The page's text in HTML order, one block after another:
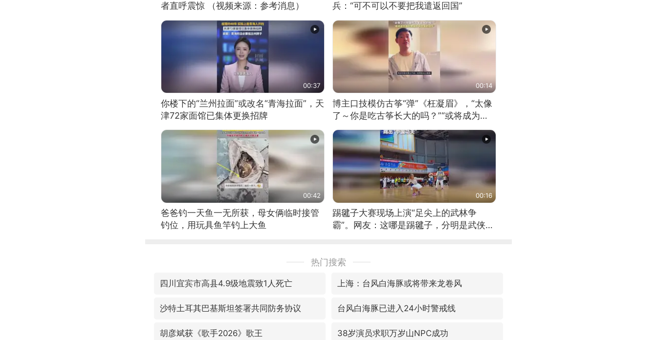
者直呼震惊 （视频来源：参考消息）
兵：“可不可以不要把我遣返回国”
00:37
你楼下的“兰州拉面”或改名“青海拉面”，天
津72家面馆已集体更换招牌
00:14
博主口技模仿古筝“弹”《枉凝眉》，“太像
了～你是吃古筝长大的吗？”“或将成为首
位考级不带古筝的选手。”（来源：新华每
日电讯）
00:42
爸爸钓一天鱼一无所获，母女俩临时接管
钓位，用玩具鱼竿钓上大鱼
00:16
踢毽子大赛现场上演“足尖上的武林争
霸”。网友：这哪是踢毽子，分明是武侠片
热门搜索
四川宜宾市高县4.9级地震致1人死亡 上海：台风白海豚或将带来龙卷风
沙特土耳其巴基斯坦签署共同防务协议 台风白海豚已进入24小时警戒线
胡彦斌获《歌手2026》歌王 38岁演员求职万岁山NPC成功